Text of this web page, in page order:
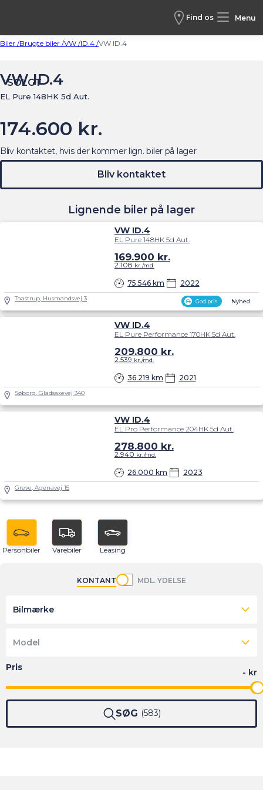
Find os Menu
Biler /Brugte biler /VW /ID.4 /VW ID.4
SOLGT
VW ID.4
EL Pure 148HK 5d Aut.
174.600 kr.
Lignende biler på lager
God pris Nyhed
VW ID.4
EL Pure 148HK 5d Aut.
75.546 km 2022
169.900 kr.
2.108 kr./md.
Taastrup, Husmandsvej 3
VW ID.4
EL Pure Performance 170HK 5d Aut.
36.219 km 2021
209.800 kr.
2.539 kr./md.
Søborg, Gladsaxevej 340
VW ID.4
EL Pro Performance 204HK 5d Aut.
26.000 km 2023
278.800 kr.
2.940 kr./md.
Greve, Agenavej 15
Bliv kontaktet, hvis der kommer lign. biler på lager
Bliv kontaktet
Personbiler Varebiler Leasing
KONTANT MDL. YDELSE
Bilmærke
Model
SØG 583